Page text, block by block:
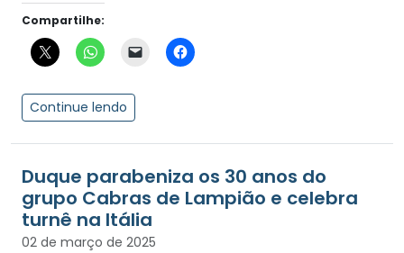
Compartilhe:
Continue lendo
Duque parabeniza os 30 anos do
grupo Cabras de Lampião e celebra
turnê na Itália
02 de março de 2025